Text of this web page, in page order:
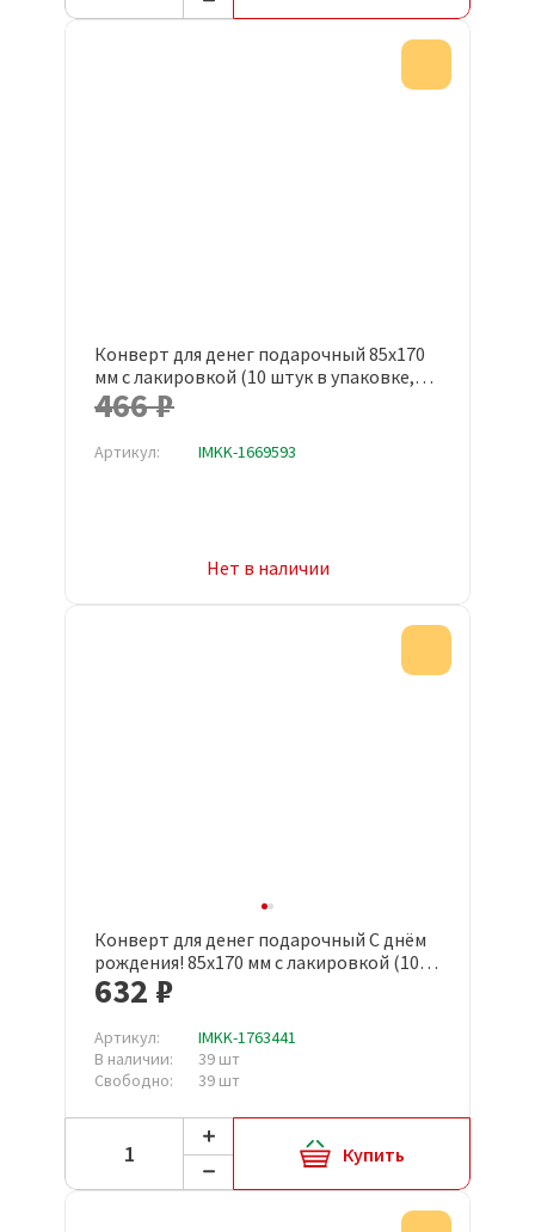
Конверт для денег подарочный 85x170
мм с лакировкой (10 штук в упаковке,
1527-01)
466 ₽
Артикул: IMKK-1669593
Нет в наличии
Конверт для денег подарочный С днём
рождения! 85x170 мм с лакировкой (10
штук в упаковке, 1533-09)
632 ₽
Артикул:
IMKK-1763441
В наличии:
39 шт
Свободно:
39 шт
Купить